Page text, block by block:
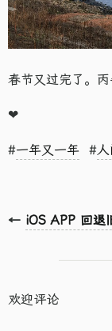
春节又过完了。丙
❤
#一年又一年 #
← iOS APP 回退
欢迎评论